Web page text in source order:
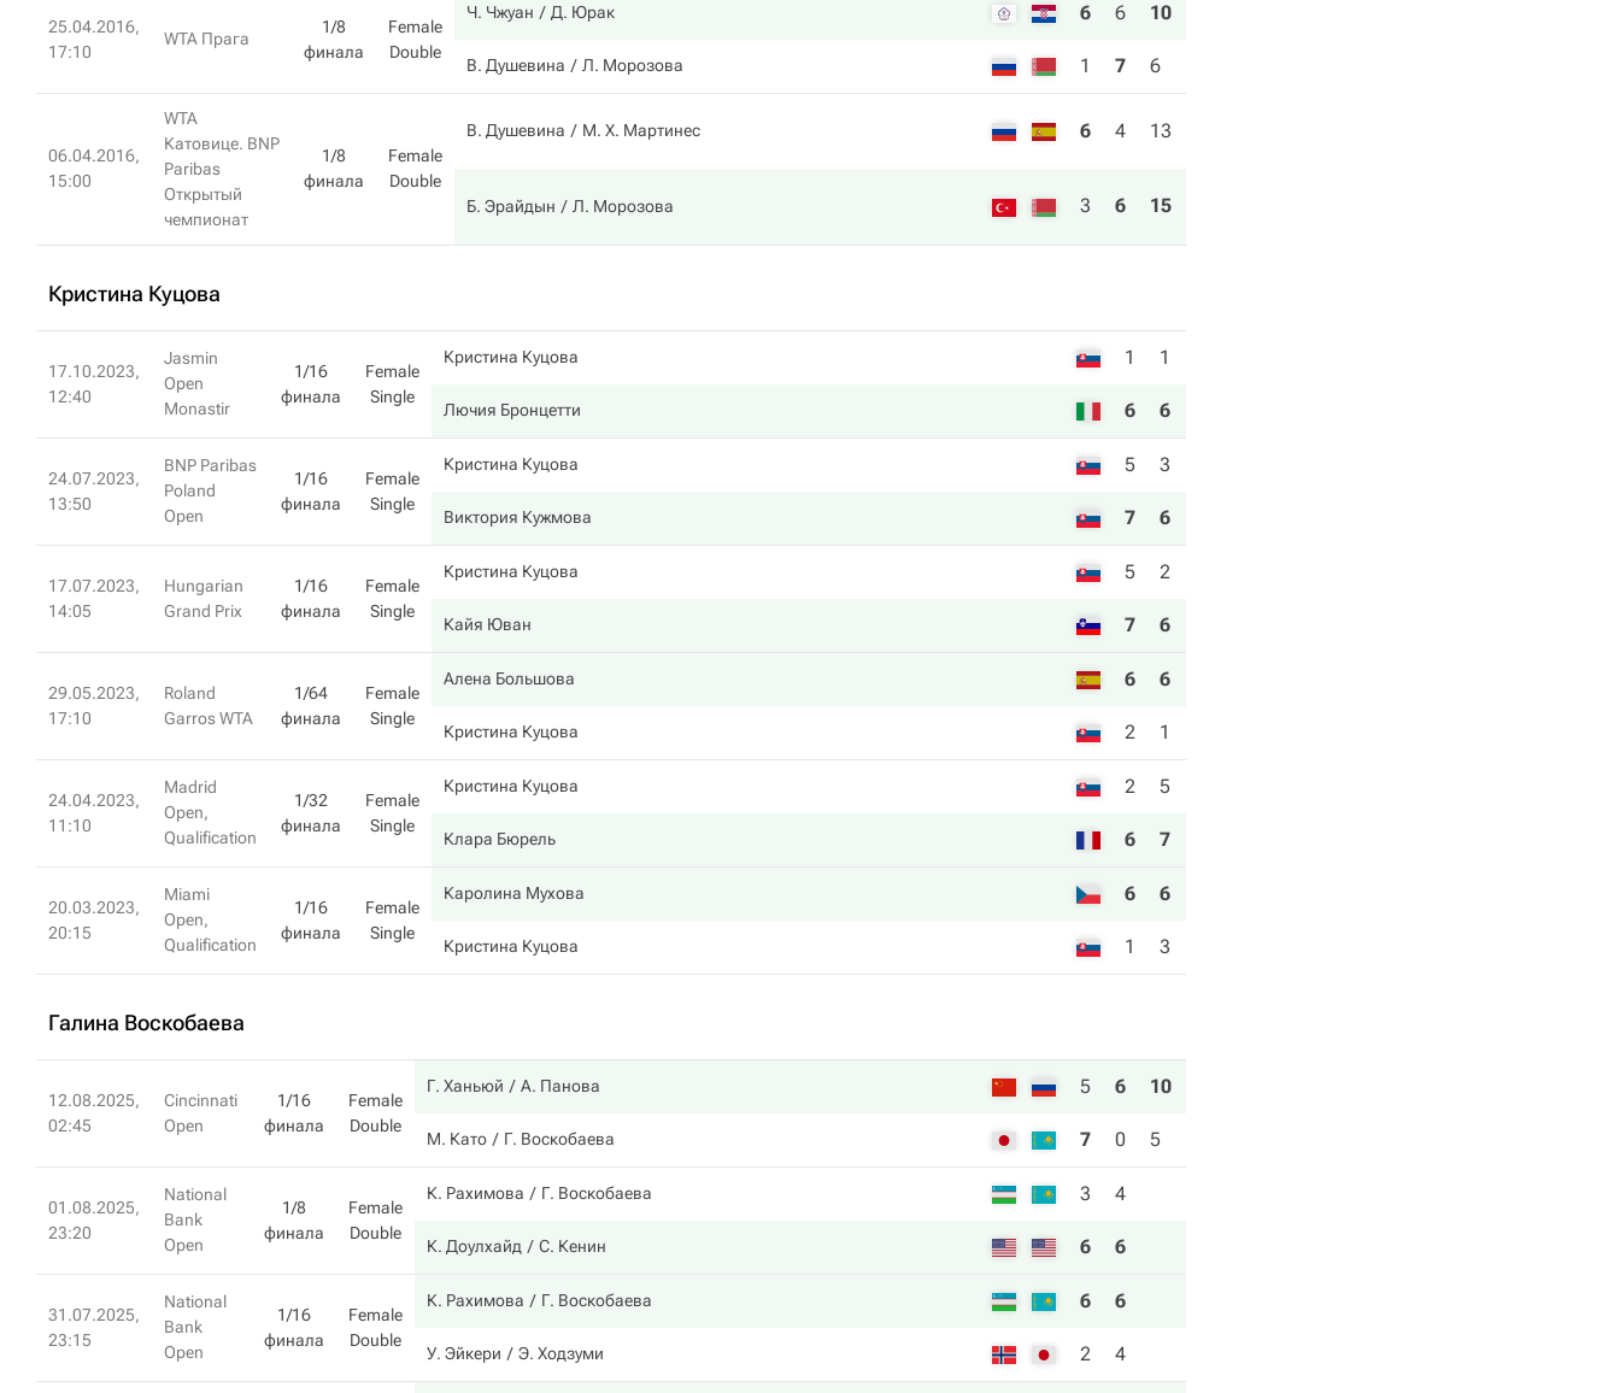
25.04.2016,
17:10
WTA Прага
1/8
финала
Female
Double
Ч. Чжуан Д. Юрак 6 6 10
В. Душевина Л. Морозова 1 7 6
06.04.2016,
15:00
WTA
Катовице. BNP
Paribas
Открытый
чемпионат
1/8
финала
Female
Double
В. Душевина М. Х. Мартинес 6 4 13
Б. Эрайдын Л. Морозова 3 6 15
Кристина Куцова
17.10.2023,
12:40
Jasmin
Open
Monastir
1/16
финала
Female
Single
Кристина Куцова 1 1
Лючия Бронцетти 6 6
24.07.2023,
13:50
BNP Paribas
Poland
Open
1/16
финала
Female
Single
Кристина Куцова 5 3
Виктория Кужмова 7 6
17.07.2023,
14:05
Hungarian
Grand Prix
1/16
финала
Female
Single
Кристина Куцова 5 2
Кайя Юван 7 6
29.05.2023,
17:10
Roland
Garros WTA
1/64
финала
Female
Single
Алена Большова 6 6
Кристина Куцова 2 1
24.04.2023,
11:10
Madrid
Open,
Qualification
1/32
финала
Female
Single
Кристина Куцова 2 5
Клара Бюрель 6 7
20.03.2023,
20:15
Miami
Open,
Qualification
1/16
финала
Female
Single
Каролина Мухова 6 6
Кристина Куцова 1 3
Галина Воскобаева
12.08.2025,
02:45
Cincinnati
Open
1/16
финала
Female
Double
Г. Ханьюй А. Панова 5 6 10
М. Като Г. Воскобаева 7 0 5
01.08.2025,
23:20
National
Bank
Open
1/8
финала
Female
Double
К. Рахимова Г. Воскобаева 3 4
К. Доулхайд С. Кенин 6 6
31.07.2025,
23:15
National
Bank
Open
1/16
финала
Female
Double
К. Рахимова Г. Воскобаева 6 6
У. Эйкери Э. Ходзуми 2 4